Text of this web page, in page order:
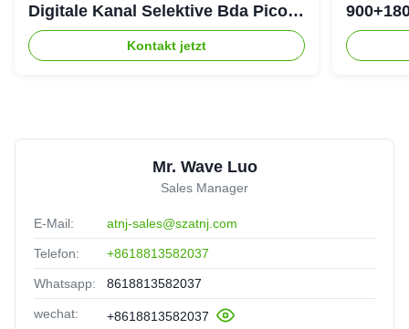
Digitale Kanal Selektive Bda Pico-
Repeater
Kontakt jetzt
DAS-
Mr. Wave Luo
Sales Manager
E-Mail: atnj-sales@szatnj.com
Telefon: +8618813582037
Whatsapp: 8618813582037
wechat: +8618813582037